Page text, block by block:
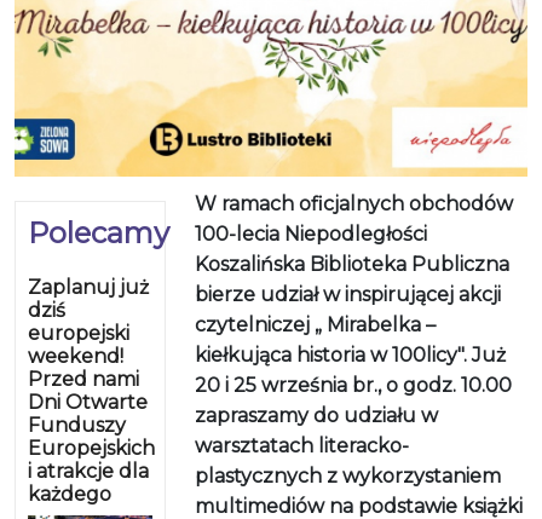
Polecamy
Zaplanuj już
dziś
europejski
weekend!
Przed nami
Dni Otwarte
Funduszy
Europejskich
i atrakcje dla
każdego
W ramach oficjalnych obchodów
100-lecia Niepodległości
Koszalińska Biblioteka Publiczna
bierze udział w inspirującej akcji
czytelniczej „ Mirabelka –
kiełkująca historia w 100licy". Już
20 i 25 września br., o godz. 10.00
zapraszamy do udziału w
warsztatach literacko-
plastycznych z wykorzystaniem
multimediów na podstawie książki